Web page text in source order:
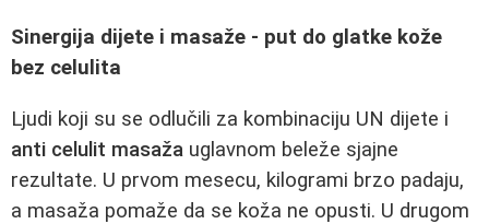
Sinergija dijete i masaže - put do glatke kože
bez celulita
Ljudi koji su se odlučili za kombinaciju UN dijete i
anti celulit masaža uglavnom beleže sjajne
rezultate. U prvom mesecu, kilogrami brzo padaju,
a masaža pomaže da se koža ne opusti. U drugom